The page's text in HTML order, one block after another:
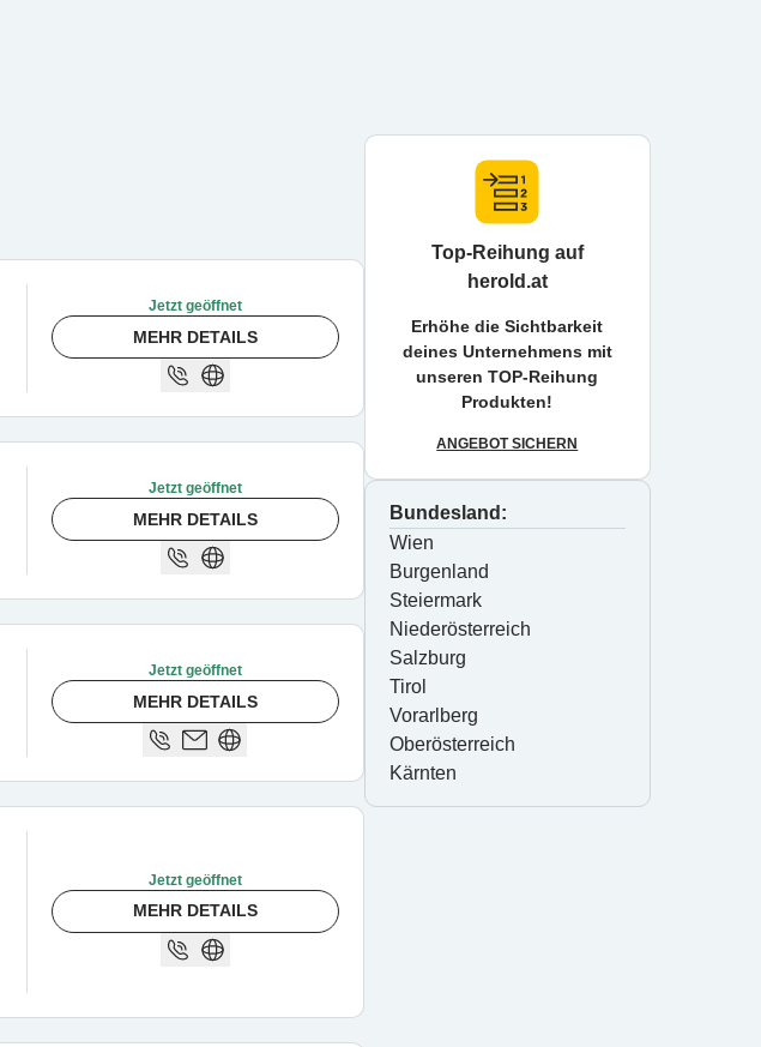
Jetzt geöffnet
MEHR DETAILS
Jetzt geöffnet
MEHR DETAILS
Jetzt geöffnet
MEHR DETAILS
Jetzt geöffnet
MEHR DETAILS
Top-Reihung auf
herold.at
Erhöhe die Sichtbarkeit
deines Unternehmens mit
unseren TOP-Reihung
Produkten!
ANGEBOT SICHERN
Bundesland:
Wien
Burgenland
Steiermark
Niederösterreich
Salzburg
Tirol
Vorarlberg
Oberösterreich
Kärnten